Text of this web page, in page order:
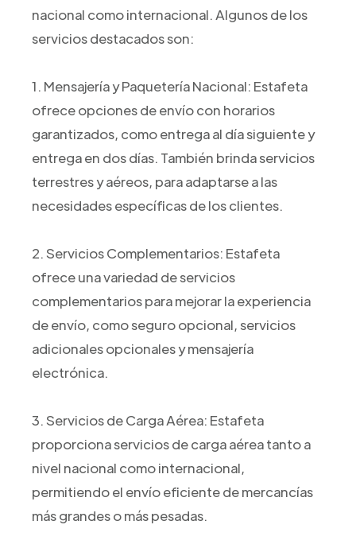
nacional como internacional. Algunos de los
servicios destacados son:
1. Mensajería y Paquetería Nacional: Estafeta
ofrece opciones de envío con horarios
garantizados, como entrega al día siguiente y
entrega en dos días. También brinda servicios
terrestres y aéreos, para adaptarse a las
necesidades específicas de los clientes.
2. Servicios Complementarios: Estafeta
ofrece una variedad de servicios
complementarios para mejorar la experiencia
de envío, como seguro opcional, servicios
adicionales opcionales y mensajería
electrónica.
3. Servicios de Carga Aérea: Estafeta
proporciona servicios de carga aérea tanto a
nivel nacional como internacional,
permitiendo el envío eficiente de mercancías
más grandes o más pesadas.